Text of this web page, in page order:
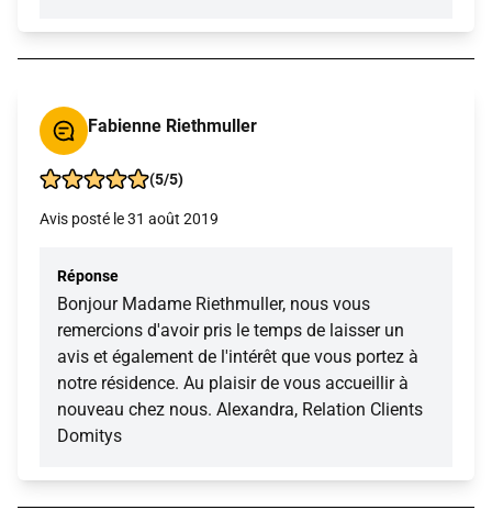
Fabienne Riethmuller
(5/5)
Avis posté le 31 août 2019
Réponse
Bonjour Madame Riethmuller, nous vous
remercions d'avoir pris le temps de laisser un
avis et également de l'intérêt que vous portez à
notre résidence. Au plaisir de vous accueillir à
nouveau chez nous. Alexandra, Relation Clients
Domitys